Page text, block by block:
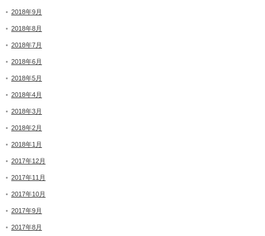
2018年9月
2018年8月
2018年7月
2018年6月
2018年5月
2018年4月
2018年3月
2018年2月
2018年1月
2017年12月
2017年11月
2017年10月
2017年9月
2017年8月